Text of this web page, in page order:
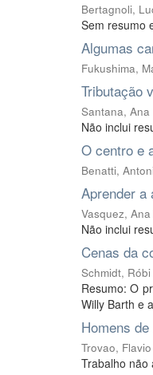
Bertagnoli,
Sem resumo
Algumas
Fukushima,
Tributação
Santana,
Não inclui
O centro e
Benatti,
Aprender a
Vasquez,
Não inclui
Cenas da
Schmidt,
Resumo: O
Willy Barth e
Homens
Trovao,
Trabalho não